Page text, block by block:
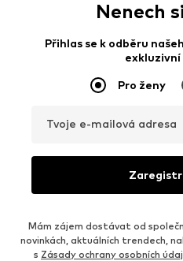
Nenech
Přihlas se k odběru
Pro ženy
Tvoje e-mailová adresa
Mám zájem dostávat od
novinkách, aktuálních trendech,
s Zásady ochrany osobních